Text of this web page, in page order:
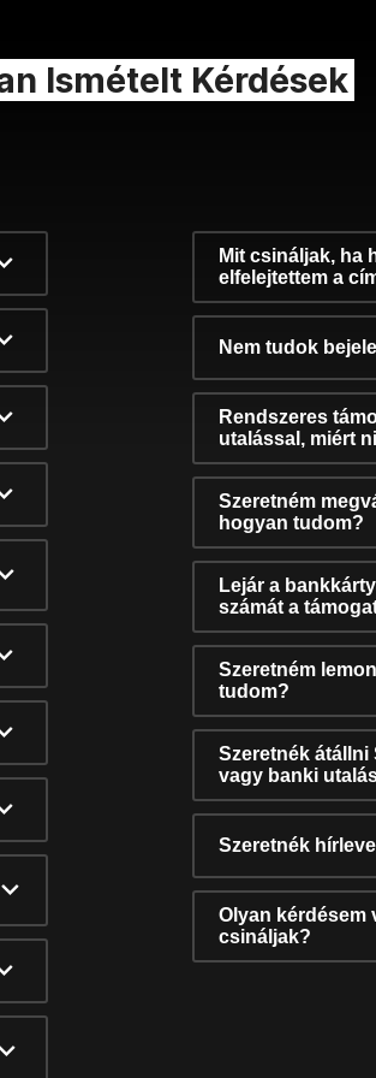
Ismételt Kérdések
Mit csináljak, ha
elfelejtettem a
Nem tudok
Rendszeres
utalással, miért
Szeretném
hogyan tudom?
Lejár a
számát a
Szeretném
tudom?
Szeretnék
vagy banki
Szeretnék
Olyan kérdésem
csináljak?